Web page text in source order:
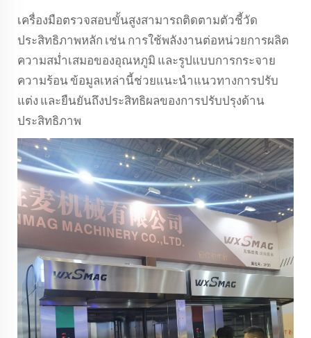
เครื่องมือตรวจสอบขั้นสูงสามารถติดตามตัวชี้วัด
ประสิทธิภาพหลัก เช่น การใช้พลังงานต่อหน่วยการผลิต
ความสม่ำเสมอของอุณหภูมิ และรูปแบบการกระจาย
ความร้อน ข้อมูลเหล่านี้ช่วยแนะนำแนวทางการปรับ
แต่ง และยืนยันถึงประสิทธิผลของการปรับปรุงด้าน
ประสิทธิภาพ